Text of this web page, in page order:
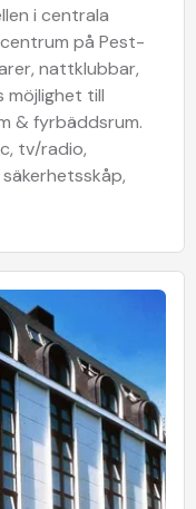
i centrala
på Pest-
nattklubbar,
möjlighet till
& fyrbäddsrum.
tv/radio,